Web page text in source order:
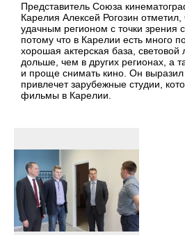
Представитель Союза
Карелия Алексей Рогозин
удачным регионом с точки зрения
потому что в Карелии есть много
хорошая актерская база, световой
дольше, чем в других регионах, а
и проще снимать кино. Он выразил
привлечет зарубежные студии,
фильмы в Карелии.